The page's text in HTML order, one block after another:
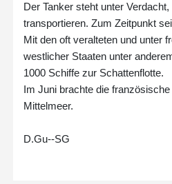
Der Tanker steht unter
transportieren. Zum Zeitpunkt
Mit den oft veralteten und unter
westlicher Staaten unter
1000 Schiffe zur Schattenflotte.
Im Juni brachte die
Mittelmeer.
D.Gu--SG